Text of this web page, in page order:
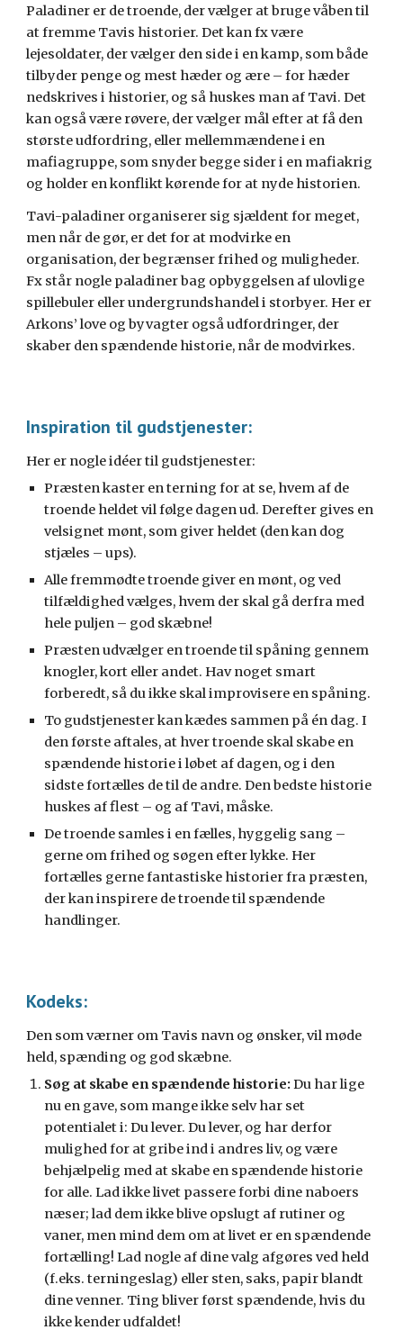
Paladiner er de troende, der vælger at bruge våben til
at fremme Tavis historier. Det kan fx være
lejesoldater, der vælger den side i en kamp, som både
tilbyder penge og mest hæder og ære – for hæder
nedskrives i historier, og så huskes man af Tavi. Det
kan også være røvere, der vælger mål efter at få den
største udfordring, eller mellemmændene i en
mafiagruppe, som snyder begge sider i en mafiakrig
og holder en konflikt kørende for at nyde historien.
Tavi-paladiner organiserer sig sjældent for meget,
men når de gør, er det for at modvirke en
organisation, der begrænser frihed og muligheder.
Fx står nogle paladiner bag opbyggelsen af ulovlige
spillebuler eller undergrundshandel i storbyer. Her er
Arkons’ love og byvagter også udfordringer, der
skaber den spændende historie, når de modvirkes.
Inspiration til gudstjenester:
Her er nogle idéer til gudstjenester:
Præsten kaster en terning for at se, hvem af de
troende heldet vil følge dagen ud. Derefter gives en
velsignet mønt, som giver heldet (den kan dog
stjæles – ups).
Alle fremmødte troende giver en mønt, og ved
tilfældighed vælges, hvem der skal gå derfra med
hele puljen – god skæbne!
Præsten udvælger en troende til spåning gennem
knogler, kort eller andet. Hav noget smart
forberedt, så du ikke skal improvisere en spåning.
To gudstjenester kan kædes sammen på én dag. I
den første aftales, at hver troende skal skabe en
spændende historie i løbet af dagen, og i den
sidste fortælles de til de andre. Den bedste historie
huskes af flest – og af Tavi, måske.
De troende samles i en fælles, hyggelig sang –
gerne om frihed og søgen efter lykke. Her
fortælles gerne fantastiske historier fra præsten,
der kan inspirere de troende til spændende
handlinger.
Kodeks:
Den som værner om Tavis navn og ønsker, vil møde
held, spænding og god skæbne.
Søg at skabe en spændende historie:Du har lige
nu en gave, som mange ikke selv har set
potentialet i: Du lever. Du lever, og har derfor
mulighed for at gribe ind i andres liv, og være
behjælpelig med at skabe en spændende historie
for alle. Lad ikke livet passere forbi dine naboers
næser; lad dem ikke blive opslugt af rutiner og
vaner, men mind dem om at livet er en spændende
fortælling! Lad nogle af dine valg afgøres ved held
(f.eks. terningeslag) eller sten, saks, papir blandt
dine venner. Ting bliver først spændende, hvis du
ikke kender udfaldet!